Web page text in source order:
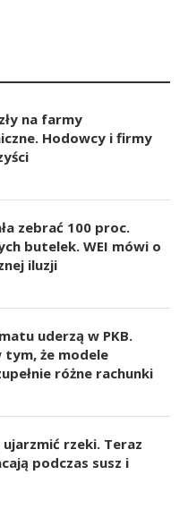
na farmy
Hodowcy i firmy
zebrać 100 proc.
butelek. WEI mówi o
iluzji
uderzą w PKB.
tym, że modele
różne rachunki
ujarzmić rzeki. Teraz
podczas susz i